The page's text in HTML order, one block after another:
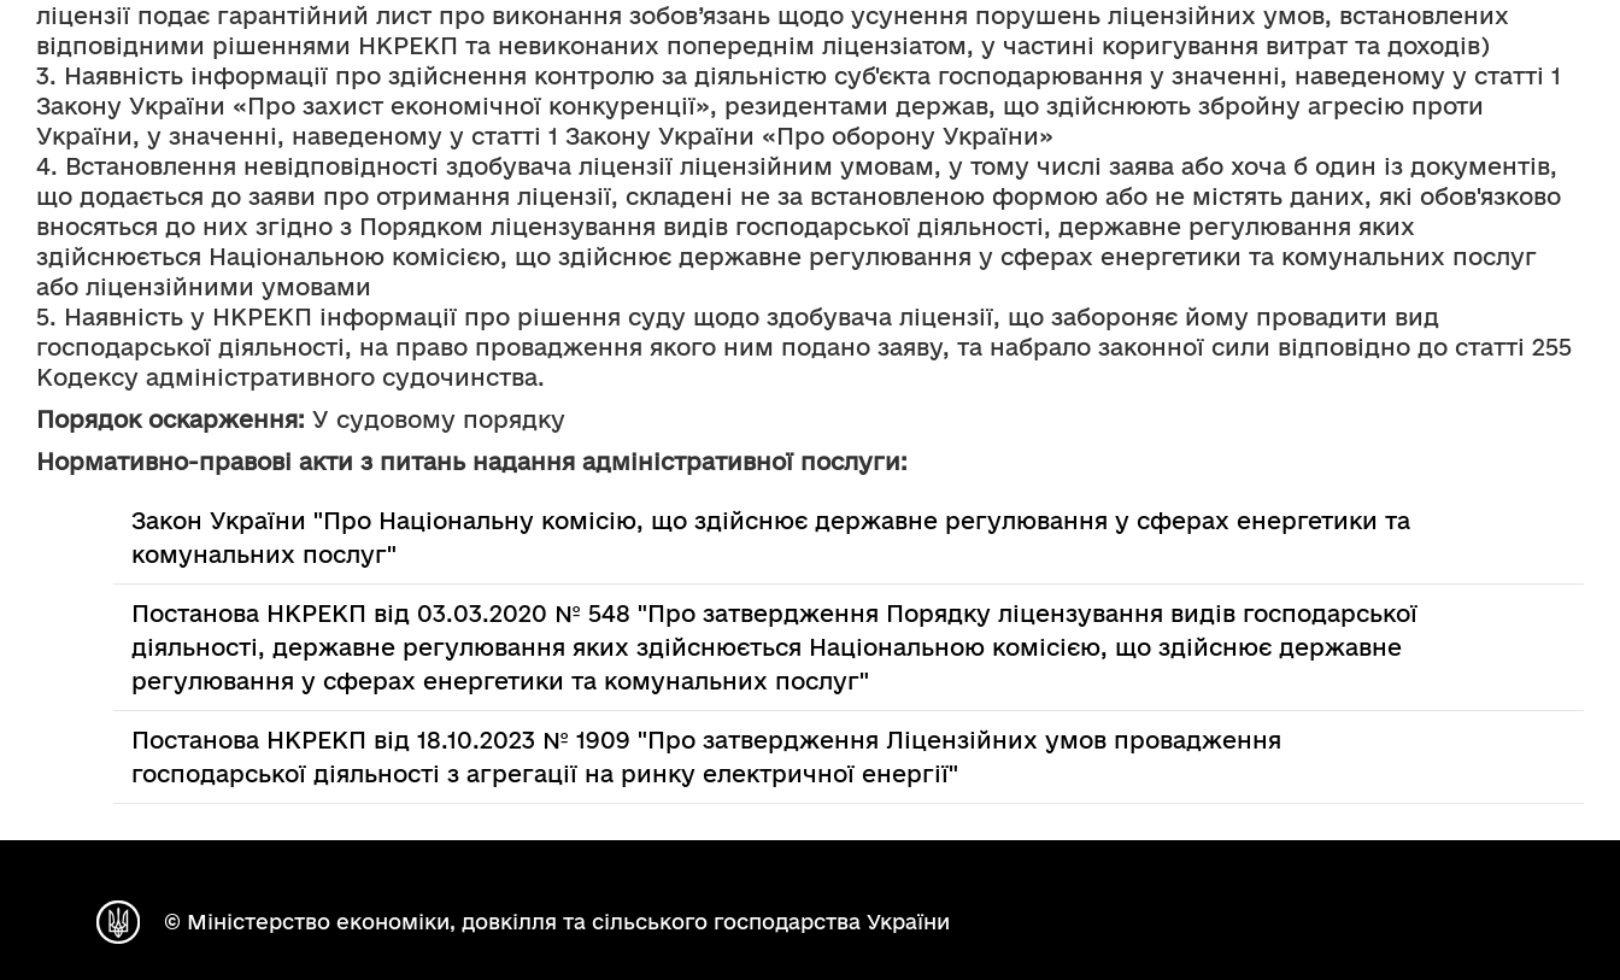
ліцензії подає гарантійний лист про виконання зобов’язань щодо усунення порушень ліцензійних умов, встановлених
відповідними рішеннями НКРЕКП та невиконаних попереднім ліцензіатом, у частині коригування витрат та доходів)
3. Наявність інформації про здійснення контролю за діяльністю суб'єкта господарювання у значенні, наведеному у статті 1
Закону України «Про захист економічної конкуренції», резидентами держав, що здійснюють збройну агресію проти
України, у значенні, наведеному у статті 1 Закону України «Про оборону України»
4. Встановлення невідповідності здобувача ліцензії ліцензійним умовам, у тому числі заява або хоча б один із документів,
що додається до заяви про отримання ліцензії, складені не за встановленою формою або не містять даних, які обов'язково
вносяться до них згідно з Порядком ліцензування видів господарської діяльності, державне регулювання яких
здійснюється Національною комісією, що здійснює державне регулювання у сферах енергетики та комунальних послуг
або ліцензійними умовами
5. Наявність у НКРЕКП інформації про рішення суду щодо здобувача ліцензії, що забороняє йому провадити вид
господарської діяльності, на право провадження якого ним подано заяву, та набрало законної сили відповідно до статті 255
Кодексу адміністративного судочинства.
Порядок оскарження: У судовому порядку
Нормативно-правові акти з питань надання адміністративної послуги:
Закон України "Про Національну комісію, що здійснює державне регулювання у сферах енергетики та
комунальних послуг"
Постанова НКРЕКП від 03.03.2020 № 548 "Про затвердження Порядку ліцензування видів господарської
діяльності, державне регулювання яких здійснюється Національною комісією, що здійснює державне
регулювання у сферах енергетики та комунальних послуг"
Постанова НКРЕКП від 18.10.2023 № 1909 "Про затвердження Ліцензійних умов провадження
господарської діяльності з агрегації на ринку електричної енергії"
© Міністерство економіки, довкілля та сільського господарства України